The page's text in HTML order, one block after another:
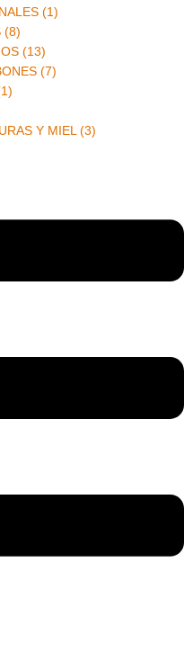
(1)
(8)
(13)
(7)
Y MIEL (3)